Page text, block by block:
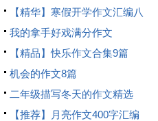
【精华】寒假开学作文汇编八
篇我的拿手好戏满分作文
【精品】快乐作文合集9篇
机会的作文8篇
二年级描写冬天的作文精选
【推荐】月亮作文400字汇编